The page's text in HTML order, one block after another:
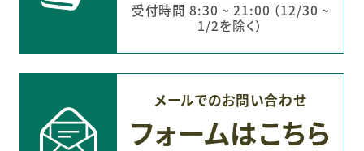
受付時間 8:30 ~ 21:00 （12/30 ~
1/2を除く）
メールでのお問い合わせ
フォームはこちら